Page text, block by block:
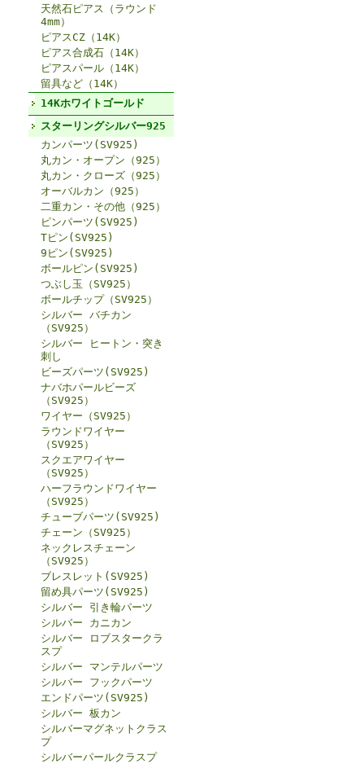
天然石ピアス（ラウンド
4mm）
ピアスCZ（14K）
ピアス合成石（14K）
ピアスパール（14K）
留具など（14K）
14Kホワイトゴールド
スターリングシルバー925
カンパーツ(SV925)
丸カン・オープン（925）
丸カン・クローズ（925）
オーバルカン（925）
二重カン・その他（925）
ピンパーツ(SV925)
Tピン(SV925)
9ピン(SV925)
ボールピン(SV925)
つぶし玉（SV925）
ボールチップ（SV925）
シルバー バチカン
（SV925）
シルバー ヒートン・突き
刺し
ビーズパーツ(SV925)
ナバホパールビーズ
（SV925）
ワイヤー（SV925）
ラウンドワイヤー
（SV925）
スクエアワイヤー
（SV925）
ハーフラウンドワイヤー
（SV925）
チューブパーツ(SV925)
チェーン（SV925）
ネックレスチェーン
（SV925）
ブレスレット(SV925)
留め具パーツ(SV925)
シルバー 引き輪パーツ
シルバー カニカン
シルバー ロブスタークラ
スプ
シルバー マンテルパーツ
シルバー フックパーツ
エンドパーツ(SV925)
シルバー 板カン
シルバーマグネットクラス
プ
シルバーパールクラスプ